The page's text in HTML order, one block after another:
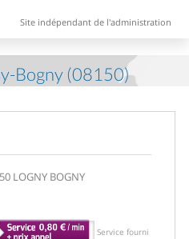
Site indépendant de l'administration
Bogny (08150)
LOGNY BOGNY
Service fourni